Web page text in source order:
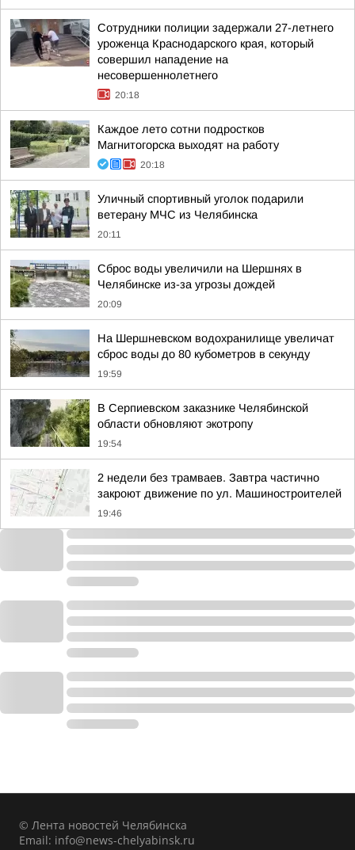
Сотрудники полиции задержали 27-летнего
уроженца Краснодарского края, который
совершил нападение на
несовершеннолетнего
20:18
Каждое лето сотни подростков
Магнитогорска выходят на работу
20:18
Уличный спортивный уголок подарили
ветерану МЧС из Челябинска
20:11
Сброс воды увеличили на Шершнях в
Челябинске из-за угрозы дождей
20:09
На Шершневском водохранилище увеличат
сброс воды до 80 кубометров в секунду
19:59
В Серпиевском заказнике Челябинской
области обновляют экотропу
19:54
2 недели без трамваев. Завтра частично
закроют движение по ул. Машиностроителей
19:46
© Лента новостей Челябинска
Email: info@news-chelyabinsk.ru